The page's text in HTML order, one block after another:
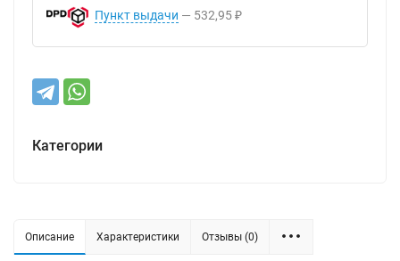
Пункт выдачи 532,95 ₽
Категории
Описание Характеристики Отзывы (0)